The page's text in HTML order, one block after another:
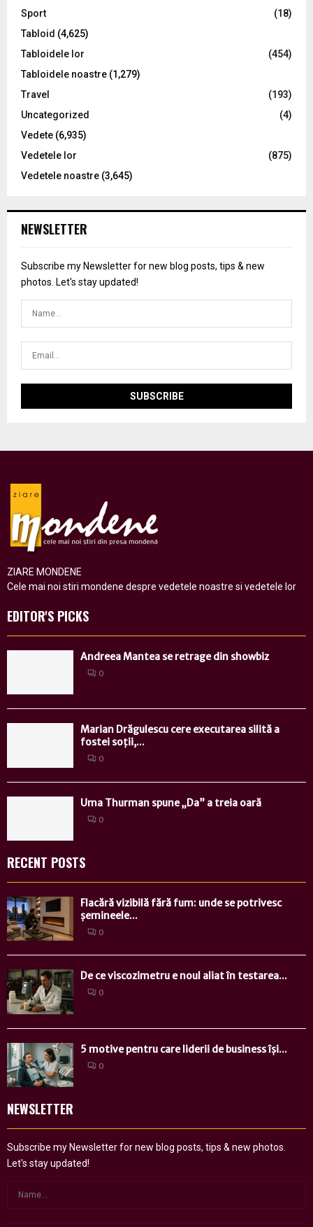
Sport
(18)
Tabloid (4,625)
Tabloidele lor
(454)
Tabloidele noastre (1,279)
Travel
(193)
Uncategorized
(4)
Vedete (6,935)
Vedetele lor
(875)
Vedetele noastre (3,645)
NEWSLETTER
Subscribe my Newsletter for new blog posts, tips & new
photos. Let's stay updated!
ZIARE MONDENE
Cele mai noi stiri mondene despre vedetele noastre si vedetele lor
EDITOR'S PICKS
Andreea Mantea se retrage din showbiz
0
Marian Drăgulescu cere executarea silită a
fostei soții,...
0
Uma Thurman spune „Da” a treia oară
0
RECENT POSTS
Flacără vizibilă fără fum: unde se potrivesc
șemineele...
0
De ce viscozimetru e noul aliat în testarea...
0
5 motive pentru care liderii de business își...
0
NEWSLETTER
Subscribe my Newsletter for new blog posts, tips & new photos.
Let's stay updated!